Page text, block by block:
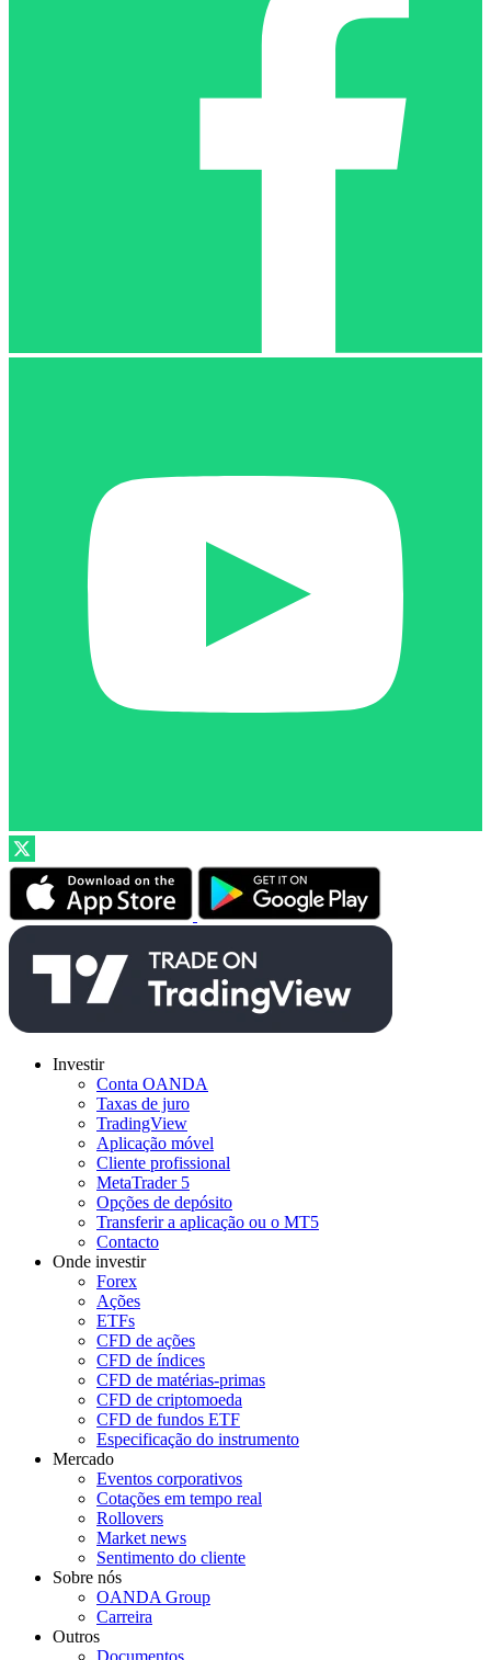
Investir
Conta OANDA
Taxas de juro
TradingView
Aplicação móvel
Cliente profissional
MetaTrader 5
Opções de depósito
Transferir a aplicação ou o MT5
Contacto
Onde investir
Forex
Ações
ETFs
CFD de ações
CFD de índices
CFD de matérias-primas
CFD de criptomoeda
CFD de fundos ETF
Especificação do instrumento
Mercado
Eventos corporativos
Cotações em tempo real
Rollovers
Market news
Sentimento do cliente
Sobre nós
OANDA Group
Carreira
Outros
Documentos